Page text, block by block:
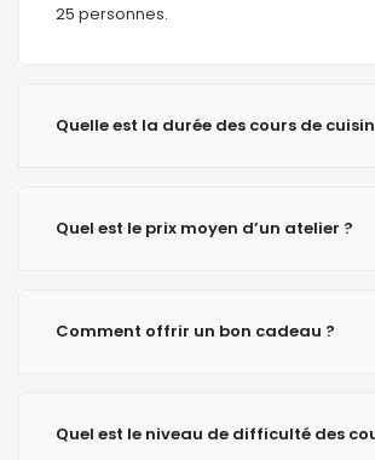
25 personnes.
Quelle est la durée des cours de
Quel est le prix moyen d’un atelier ?
Comment offrir un bon cadeau ?
Quel est le niveau de difficulté des